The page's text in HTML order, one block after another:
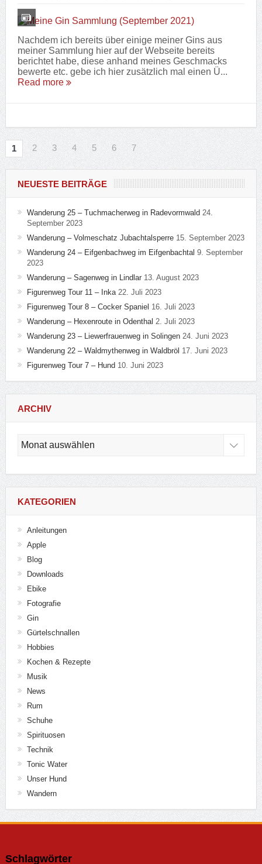
Nachdem ich bereits über einige meiner Gins aus
meiner Sammlung hier auf der Webseite bereits
berichtet habe, diese anhand meines Geschmacks
bewerte etc. gebe ich hier zusätzlich mal einen Ü...
Read more
1 2 3 4 5 6 7
NEUESTE BEITRÄGE
Wanderung 25 – Tuchmacherweg in Radevormwald 24.
September 2023
Wanderung – Volmeschatz Jubachtalsperre 15. September 2023
Wanderung 24 – Eifgenbachweg im Eifgenbachtal 9. September
2023
Wanderung – Sagenweg in Lindlar 13. August 2023
Figurenweg Tour 11 – Inka 22. Juli 2023
Figurenweg Tour 8 – Cocker Spaniel 16. Juli 2023
Wanderung – Hexenroute in Odenthal 2. Juli 2023
Wanderung 23 – Liewerfrauenweg in Solingen 24. Juni 2023
Wanderung 22 – Waldmythenweg in Waldbröl 17. Juni 2023
Figurenweg Tour 7 – Hund 10. Juni 2023
ARCHIV
KATEGORIEN
Anleitungen
Apple
Blog
Downloads
Ebike
Fotografie
Gin
Gürtelschnallen
Hobbies
Kochen & Rezepte
Musik
News
Rum
Schuhe
Spirituosen
Technik
Tonic Water
Unser Hund
Wandern
Schlagwörter